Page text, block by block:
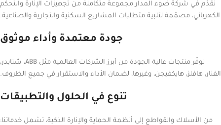
نقدّم في شركة ضوء المدار مجموعة متكاملة من تجهيزات الإنارة والتحكم
الكهربائي، مصمّمة لتلبية متطلبات المشاريع السكنية والتجارية والصناعية.
جودة معتمدة وأداء موثوق
نوفّر منتجات عالية الجودة من أبرز الشركات العالمية مثل ABB، شنايدر،
الفنار، هافلز، هايكفيجن، وغيرها، لضمان الأداء والاستقرار في جميع الظروف.
تنوع في الحلول والتطبيقات
من الأسلاك والقواطع إلى أنظمة الحماية والإنارة الذكية، تشمل خدماتنا: